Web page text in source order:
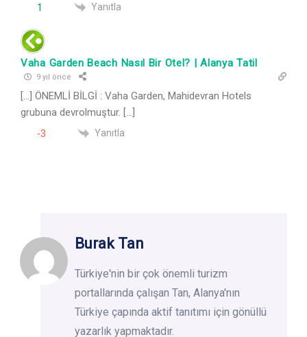
1 Yanıtla
Vaha Garden Beach Nasıl Bir Otel? | Alanya Tatil
9 yıl önce
[…] ÖNEMLİ BİLGİ : Vaha Garden, Mahidevran Hotels
grubuna devrolmuştur. […]
-3 Yanıtla
Burak Tan
Türkiye'nin bir çok önemli turizm
portallarında çalışan Tan, Alanya'nın
Türkiye çapında aktif tanıtımı için gönüllü
yazarlık yapmaktadır.